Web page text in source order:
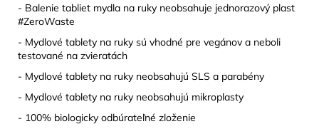
- Balenie tabliet mydla na ruky neobsahuje jednorazový plast
#ZeroWaste
- Mydlové tablety na ruky sú vhodné pre vegánov a neboli
testované na zvieratách
- Mydlové tablety na ruky neobsahujú SLS a parabény
- Mydlové tablety na ruky neobsahujú mikroplasty
- 100% biologicky odbúrateľné zloženie